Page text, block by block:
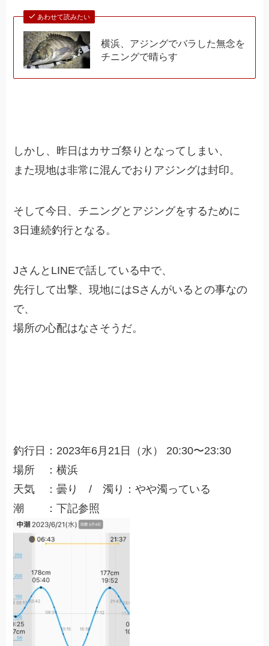
あわせて読みたい
横浜、アジングでバラした無念を
チニングで晴らす
しかし、昨日はカサゴ祭りとなってしまい、
また現地は非常に混んでおりアジングは封印。
そして今日、チニングとアジングをするために
3日連続釣行となる。
JさんとLINEで話している中で、
先行して出撃、現地にはSさんがいるとの事なの
で、
場所の心配はなさそうだ。
釣行日： 2023年6 月21 日（水 ）
20:30〜23:30
場所 ：横浜
天気 ：曇り
/ 濁り：やや濁っている
潮 ：下記参照